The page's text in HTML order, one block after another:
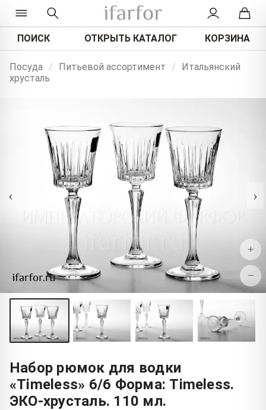
ПОИСК ОТКРЫТЬ КАТАЛОГ КОРЗИНА
Посуда / Питьевой ассортимент /
Итальянский
хрусталь
‹ ›
+
−
Набор рюмок для водки
«Timeless» 6/6 Форма: Timeless.
ЭКО-хрусталь. 110 мл.